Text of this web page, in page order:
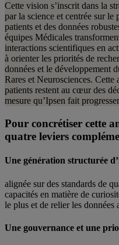
Cette vision s’inscrit dans la
par la science et centrée sur
patients et des données
équipes Médicales
interactions scientifiques en
à orienter les priorités de
données et le développement
Rares et Neurosciences. Cette
patients restent au cœur des
mesure qu’Ipsen fait
Pour concrétiser cette
quatre leviers
Une génération structurée
alignée sur des standards de
capacités en matière de
le plus et de relier les données
Une gouvernance et une